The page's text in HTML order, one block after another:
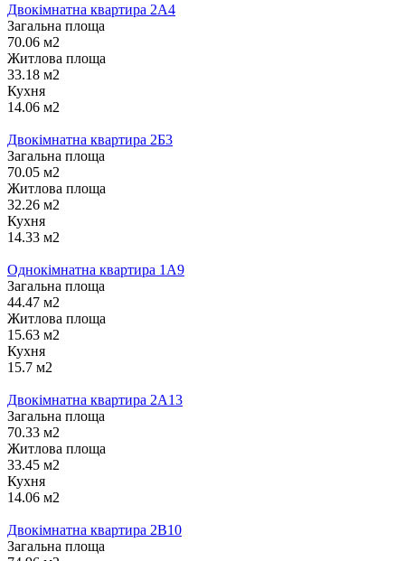
Двокімнатна квартира 2А4
Загальна площа
70.06 м2
Житлова площа
33.18 м2
Кухня
14.06 м2
Двокімнатна квартира 2Б3
Загальна площа
70.05 м2
Житлова площа
32.26 м2
Кухня
14.33 м2
Однокімнатна квартира 1А9
Загальна площа
44.47 м2
Житлова площа
15.63 м2
Кухня
15.7 м2
Двокімнатна квартира 2А13
Загальна площа
70.33 м2
Житлова площа
33.45 м2
Кухня
14.06 м2
Двокімнатна квартира 2В10
Загальна площа